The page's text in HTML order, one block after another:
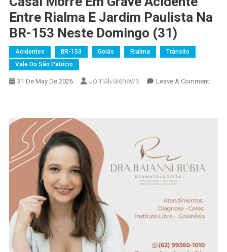
Entre Rialma E Jardim Paulista Na
BR-153 Neste Domingo (31)
Acidentes BR-153 Goiás Rialma
Trânsito
Vale Do São Patrício
31 De May De 2026 Jornalvalenews Leave A CommentOn